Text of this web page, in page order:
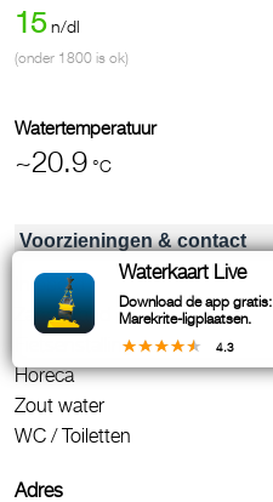
15 n/dl
(onder 1800 is ok)
Watertemperatuur
~20.9 °C
Voorzieningen & contact
Infobord
Zandstrand
Fietsenstalling
Horeca
Zout water
WC / Toiletten
Adres
Waterkaart Live
Download de app
Marekrite-ligplaatsen.
4.3